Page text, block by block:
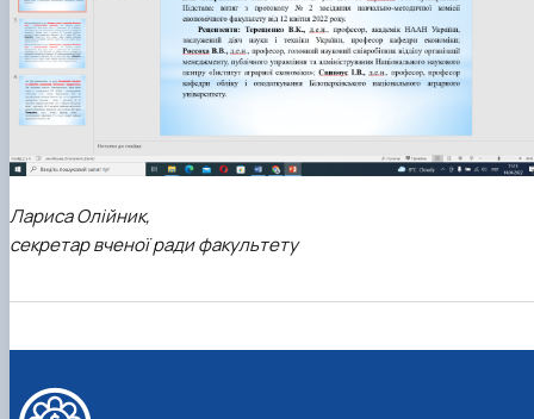
Лариса Олійник,
секретар вченої ради факультету